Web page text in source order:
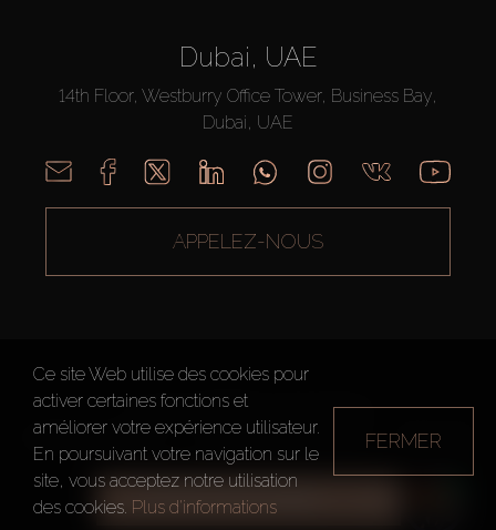
TOUS LES FILTRES
Dubai, UAE
14th Floor, Westburry Office Tower, Business Bay,
Dubai, UAE
APPELEZ-NOUS
AX CAPITAL ©2026 Tous droits réservés
Conditions d'utilisation
Politique de confidentialité Plan du site
Ce site Web utilise des cookies pour
activer certaines fonctions et
améliorer votre expérience utilisateur.
En poursuivant votre navigation sur le
site, vous acceptez notre utilisation
des cookies. Plus d'informations
FERMER